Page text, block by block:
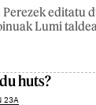
Perezek editatu
Lumi
huts?
23A